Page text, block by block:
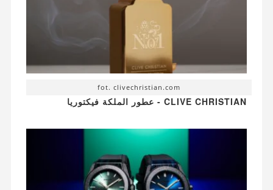
fot. clivechristian.com
CLIVE CHRISTIAN - عطور الملكة فيكتوريا